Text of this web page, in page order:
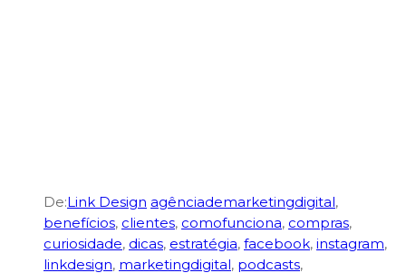
De:Link Design agênciademarketingdigital,
benefícios, clientes, comofunciona, compras,
curiosidade, dicas, estratégia, facebook, instagram,
linkdesign, marketingdigital, podcasts,